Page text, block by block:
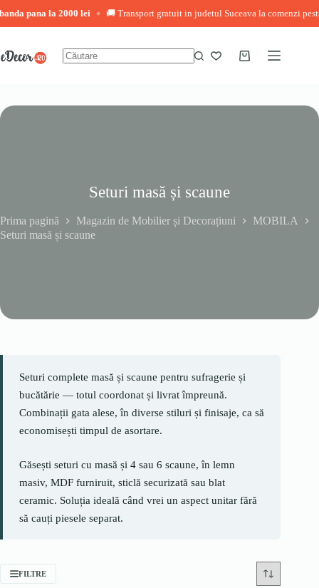
2000 lei ◆ 🚚 Transport gratuit in judetul Suceava la comenzi peste 3.000 lei ◆
conținut
Coș
Seturi masă și scaune
Prima pagină Magazin de Mobilier și Decorațiuni
MOBILA
Seturi masă și scaune
Seturi complete masă și scaune pentru sufragerie și
bucătărie — totul coordonat și livrat împreună.
Combinații gata alese, în diverse stiluri și finisaje, ca să
economisești timpul de asortare.
Găsești seturi cu masă și 4 sau 6 scaune, în lemn
masiv, MDF furniruit, sticlă securizată sau blat
ceramic. Soluția ideală când vrei un aspect unitar fără
să cauți piesele separat.
FILTRE